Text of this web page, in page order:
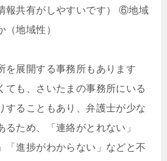
報共有がしやすいです） ⑥地域
（地域性）
を展開する事務所もあります
ても、さいたまの事務所にいる
することもあり、弁護士が少な
るため、「連絡がとれない」
「進捗がわからない」などと不